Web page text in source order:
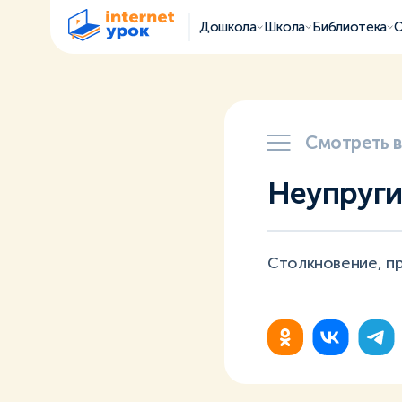
Дошкола Школа Библиотека
Смотреть
Столкновение,